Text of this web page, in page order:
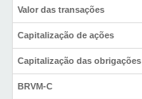
Valor das transações
Capitalização de ações
Capitalização das obrigações
BRVM-C